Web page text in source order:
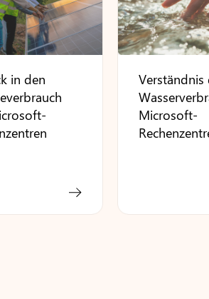
in den
Verständnis
Microsoft-